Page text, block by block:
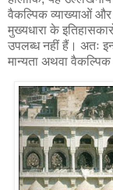
वैकल्पिक व्याख्याओं
मुख्यधारा के
उपलब्ध नहीं हैं। अतः
मान्यता अथवा